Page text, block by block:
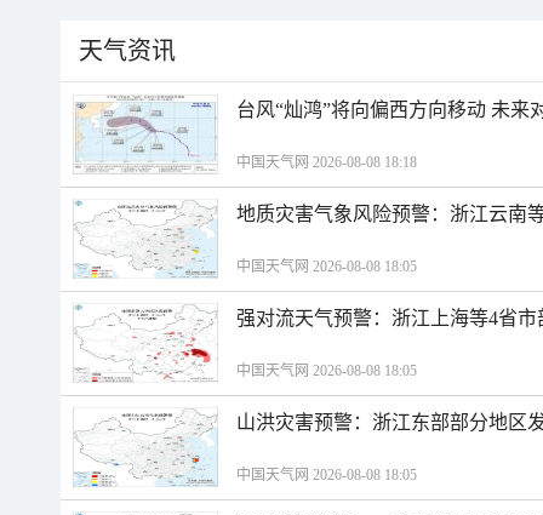
天气资讯
台风“灿鸿”将向偏西方向移动 未来
中国天气网 2026-08-08 18:18
地质灾害气象风险预警：浙江云南
中国天气网 2026-08-08 18:05
强对流天气预警：浙江上海等4省
中国天气网 2026-08-08 18:05
山洪灾害预警：浙江东部部分地区
中国天气网 2026-08-08 18:05